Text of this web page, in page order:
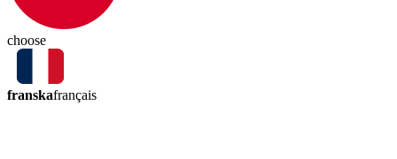
choose
franskafrançais